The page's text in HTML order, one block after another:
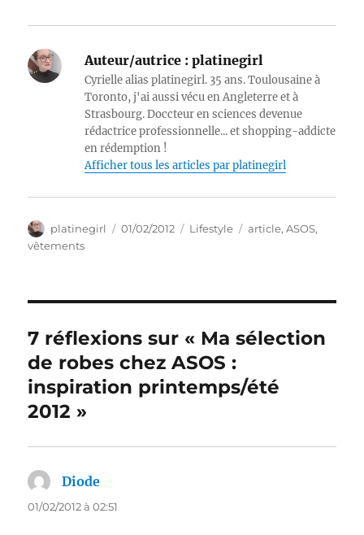
Auteur/autrice : platinegirl
Cyrielle alias platinegirl. 35 ans. Toulousaine à
Toronto, j'ai aussi vécu en Angleterre et à
Strasbourg. Doccteur en sciences devenue
rédactrice professionnelle... et shopping-addicte
en rédemption !
Afficher tous les articles par platinegirl
Auteur
platinegirl
Publié
01/02/2012 Catégories
Lifestyle Étiquettes
article,ASOS,
vêtements
7 réflexions sur « Ma sélection
de robes chez ASOS :
inspiration printemps/été
2012 »
Diode
01/02/2012 à 02:51